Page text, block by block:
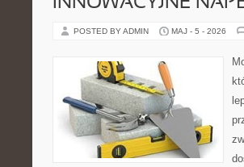
POSTED BY ADMIN MAJ - 5 - 2026